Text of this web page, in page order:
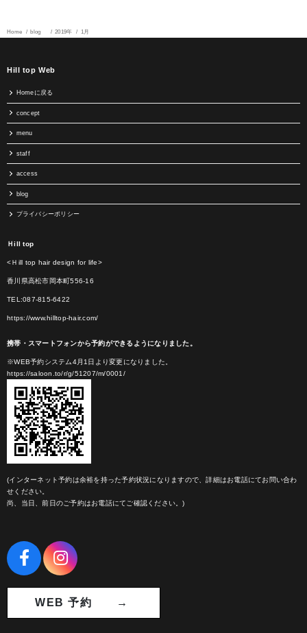
Home blog 2019年 1月
Hill top Web
Homeに戻る
concept
menu
staff
access
blog
プライバシーポリシー
Ｈill top
<Ｈill top hair design for life>
香川県高松市岡本町556-16
TEL:087-815-6422
https://www.hilltop-hair.com/
携帯・スマートフォンから予約ができるようになりました。
※WEB予約システム4月1日より変更になりました。
https://saloon.to/r/g/51207/m/0001/
(インターネット予約は余裕を持った予約状況になりますので、詳細はお電話にてお問い合わ
せください。
尚、当日、前日のご予約はお電話にてご確認ください。)
WEB 予約 →